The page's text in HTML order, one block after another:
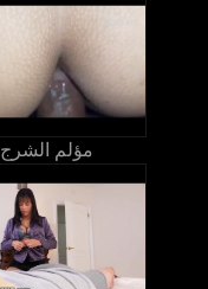
مؤلم الشرج